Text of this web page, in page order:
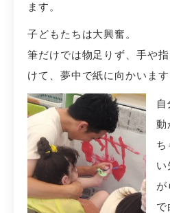
ます。
子どもたちは大興奮。
筆だけでは物足りず、手や
けて、夢中で紙に向かいます
動
ち
い
が
で